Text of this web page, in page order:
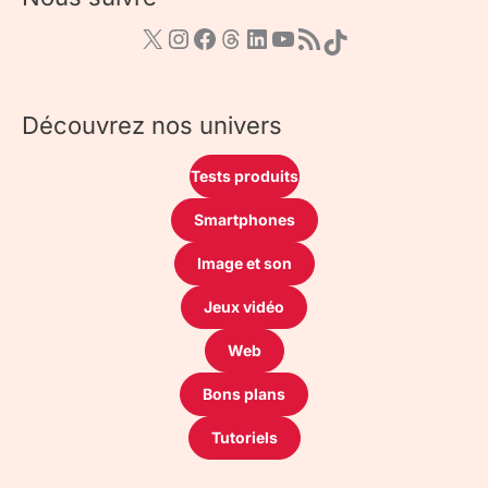
Découvrez nos univers
Tests produits
Smartphones
Image et son
Jeux vidéo
Web
Bons plans
Tutoriels